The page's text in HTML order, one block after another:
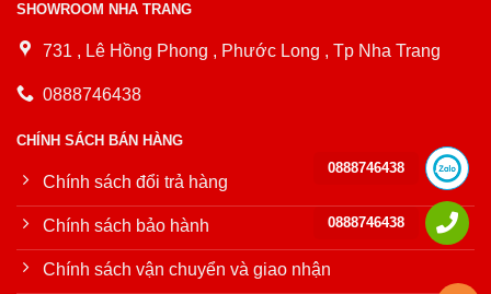
SHOWROOM NHA TRANG
731 , Lê Hồng Phong , Phước Long , Tp Nha Trang
0888746438
CHÍNH SÁCH BÁN HÀNG
Chính sách đổi trả hàng
Chính sách bảo hành
Chính sách vận chuyển và giao nhận
0888746438
0888746438